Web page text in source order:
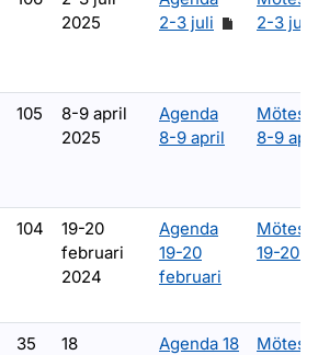
2025
2-3 juli
2-3 juli
105
8-9 april
2025
Agenda
8-9 april
8-9
104
19-20
februari
2024
Agenda
19-20
februari
19-20
35
18
Agenda 18